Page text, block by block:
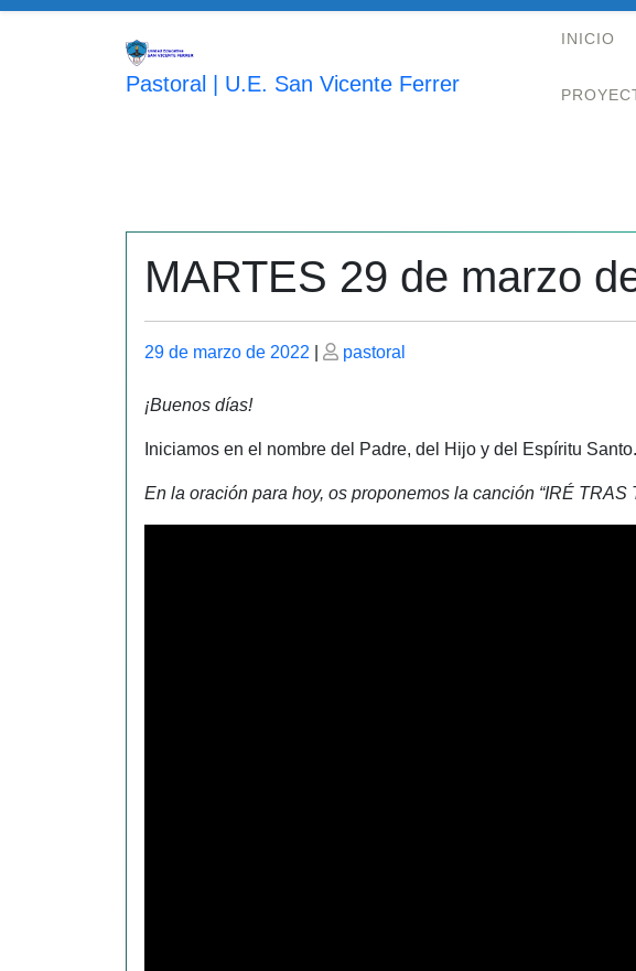
Saltar
Pastoral | U.E. San Vicente Ferrer
INICIO
MARTES 29 de marzo
Publicado
29 de marzo de 2022
Publicado
pastoral
¡Buenos días!
Iniciamos en el nombre del Padre, del Hijo y del Espíritu
En la oración para hoy, os proponemos la canción “IRÉ TRAS